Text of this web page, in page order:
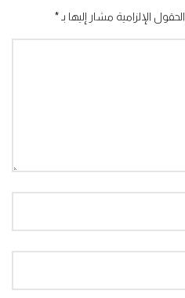
الحقول الإلزامية مشار إليها بـ *